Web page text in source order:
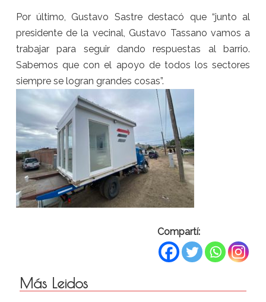
Por último, Gustavo Sastre destacó que “junto al
presidente de la vecinal, Gustavo Tassano vamos a
trabajar para seguir dando respuestas al barrio.
Sabemos que con el apoyo de todos los sectores
siempre se logran grandes cosas”.
Compartí:
Más Leidos